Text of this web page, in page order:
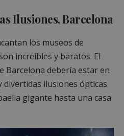
Ilusiones, Barcelona
los museos de
increíbles y baratos. El
Barcelona debería estar en
divertidas ilusiones ópticas
gigante hasta una casa